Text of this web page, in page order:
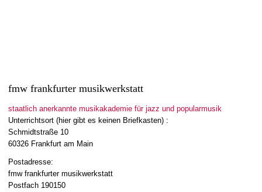
fmw frankfurter musikwerkstatt
staatlich anerkannte musikakademie für jazz und popularmusik
Unterrichtsort (hier gibt es keinen Briefkasten) :
Schmidtstraße 10
60326 Frankfurt am Main
Postadresse:
fmw frankfurter musikwerkstatt
Postfach 190150